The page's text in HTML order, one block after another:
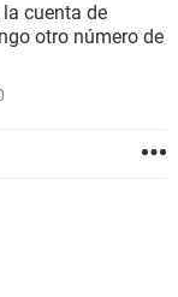
cuenta de
otro número de